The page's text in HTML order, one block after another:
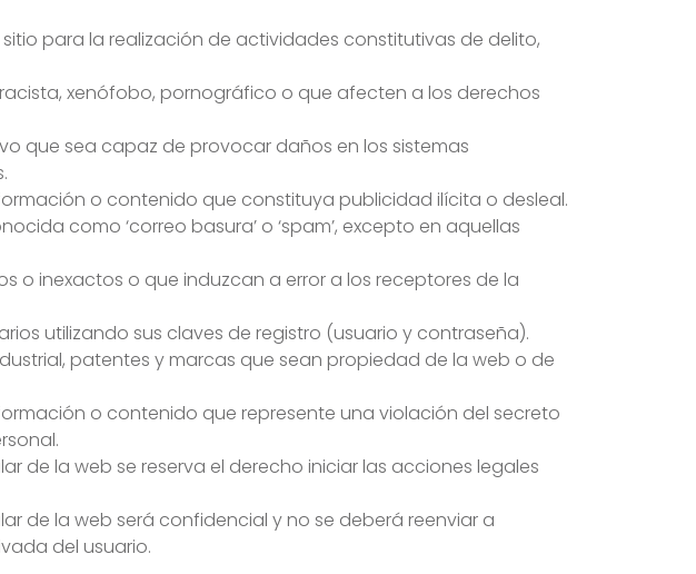
para la realización de actividades constitutivas de delito,
xenófobo, pornográfico o que afecten a los derechos
que sea capaz de provocar daños en los sistemas
o contenido que constituya publicidad ilícita o desleal.
como ‘correo basura’ o ‘spam’, excepto en aquellas
o inexactos o que induzcan a error a los receptores de la
utilizando sus claves de registro (usuario y contraseña).
patentes y marcas que sean propiedad de la web o de
o contenido que represente una violación del secreto
de la web se reserva el derecho iniciar las acciones legales
de la web será confidencial y no se deberá reenviar a
del usuario.